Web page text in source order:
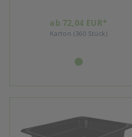
ab 72,04 EUR*
Karton (360 Stück)